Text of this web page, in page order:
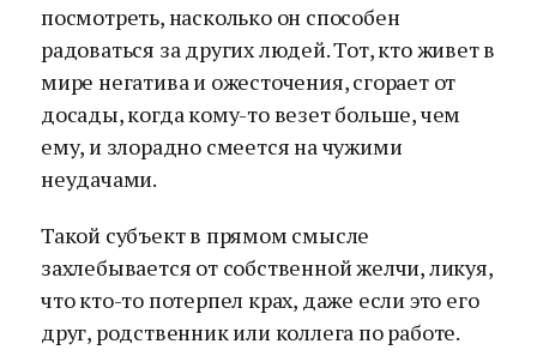
посмотреть, насколько он способен
радоваться за других людей. Тот, кто живет в
мире негатива и ожесточения, сгорает от
досады, когда кому-то везет больше, чем
ему, и злорадно смеется на чужими
неудачами.
Такой субъект в прямом смысле
захлебывается от собственной желчи, ликуя,
что кто-то потерпел крах, даже если это его
друг, родственник или коллега по работе.